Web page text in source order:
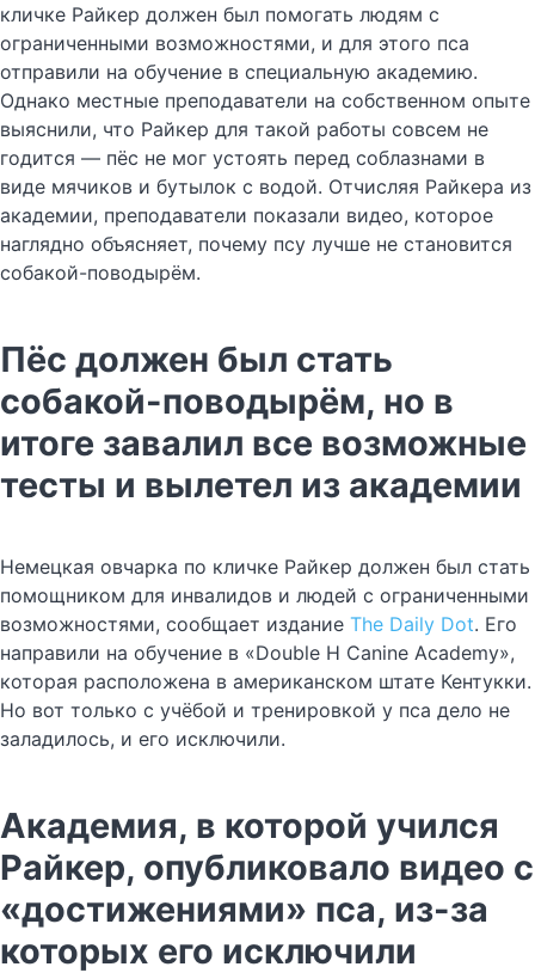
кличке Райкер должен был помогать людям с
ограниченными возможностями, и для этого пса
отправили на обучение в специальную академию.
Однако местные преподаватели на собственном опыте
выяснили, что Райкер для такой работы совсем не
годится — пёс не мог устоять перед соблазнами в
виде мячиков и бутылок с водой. Отчисляя Райкера из
академии, преподаватели показали видео, которое
наглядно объясняет, почему псу лучше не становится
собакой-поводырём.
Пёс должен был стать
собакой-поводырём, но в
итоге завалил все возможные
тесты и вылетел из академии
Немецкая овчарка по кличке Райкер должен был стать
помощником для инвалидов и людей с ограниченными
возможностями, сообщает издание The Daily Dot. Его
направили на обучение в «Double H Canine Academy»,
которая расположена в американском штате Кентукки.
Но вот только с учёбой и тренировкой у пса дело не
заладилось, и его исключили.
Академия, в которой учился
Райкер, опубликовало видео с
«достижениями» пса, из-за
которых его исключили